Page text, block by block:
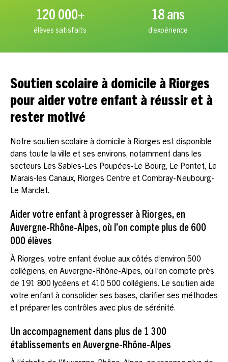
120 000+
élèves satisfaits
18 ans
d’expérience
Soutien scolaire à domicile à Riorges
pour aider votre enfant à réussir et à
rester motivé
Notre soutien scolaire à domicile à Riorges est disponible
dans toute la ville et ses environs, notamment dans les
secteurs Les Sables-Les Poupées-Le Bourg, Le Pontet, Le
Marais-les Canaux, Riorges Centre et Combray-Neubourg-
Le Marclet.
Aider votre enfant à progresser à Riorges, en
Auvergne-Rhône-Alpes, où l’on compte plus de 600
000 élèves
À Riorges, votre enfant évolue aux côtés d’environ 500
collégiens, en Auvergne-Rhône-Alpes, où l’on compte près
de 191 800 lycéens et 410 500 collégiens. Le soutien aide
votre enfant à consolider ses bases, clarifier ses méthodes
et préparer les contrôles avec plus de sérénité.
Un accompagnement dans plus de 1 300
établissements en Auvergne-Rhône-Alpes